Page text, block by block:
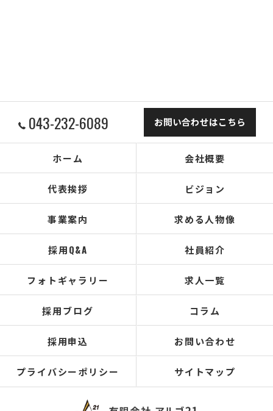
043-232-6089 お問い合わせはこちら
ホーム 会社概要
代表挨拶 ビジョン
事業案内 求める人物像
採用Q&A 社員紹介
フォトギャラリー 求人一覧
採用ブログ コラム
採用申込 お問い合わせ
プライバシーポリシー サイトマップ